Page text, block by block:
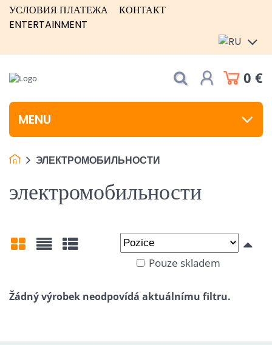
УСЛОВИЯ ПЛАТЕЖА
КОНТАКТ
ENTERTAINMENT
0 €
MENU
ЭЛЕКТРОМОБИЛЬНОСТИ
электромобильности
Pouze skladem